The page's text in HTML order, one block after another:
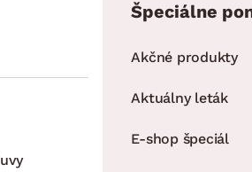
Špeciálne
Akčné produkty
Aktuálny leták
E-shop špeciál